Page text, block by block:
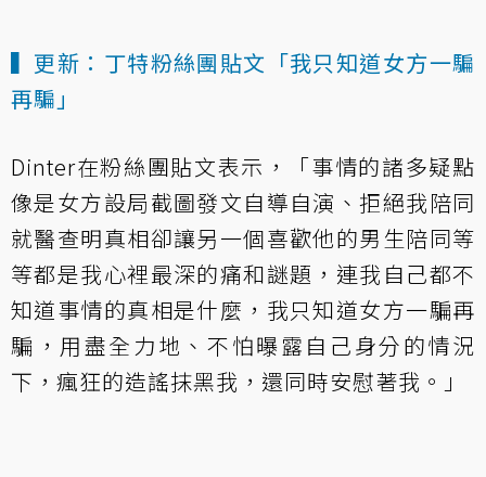
▍更新：丁特粉絲團貼文「我只知道女方一騙
再騙」
Dinter在粉絲團貼文表示，「事情的諸多疑點
像是女方設局截圖發文自導自演、拒絕我陪同
就醫查明真相卻讓另一個喜歡他的男生陪同等
等都是我心裡最深的痛和謎題，連我自己都不
知道事情的真相是什麼，我只知道女方一騙再
騙，用盡全力地、不怕曝露自己身分的情況
下，瘋狂的造謠抹黑我，還同時安慰著我。」